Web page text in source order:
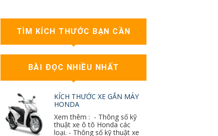
TÌM KÍCH THƯỚC BẠN CẦN
BÀI ĐỌC NHIỀU NHẤT
KÍCH THƯỚC XE GẮN MÁY
HONDA
Xem thêm : - Thông số kỹ
thuật xe ô tô Honda các
loại. - Thông số kỹ thuật xe